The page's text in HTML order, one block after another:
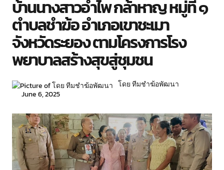
บ้านนางสาวอำไพ กล้าหาญ หมู่ที่ ๑
ตำบลชำฆ้อ อำเภอเขาชะเมา
จังหวัดระยอง ตามโครงการโรง
พยาบาลสร้างสุขสู่ชุมชน
โดย ทีมชำฆ้อพัฒนา
June 6, 2025